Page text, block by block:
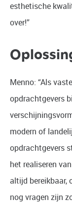
esthetische
over!”
Menno: “Als
opdrachtgevers
modern of
opdrachtgevers
het realiseren
altijd bereikbaar,
nog vragen zijn